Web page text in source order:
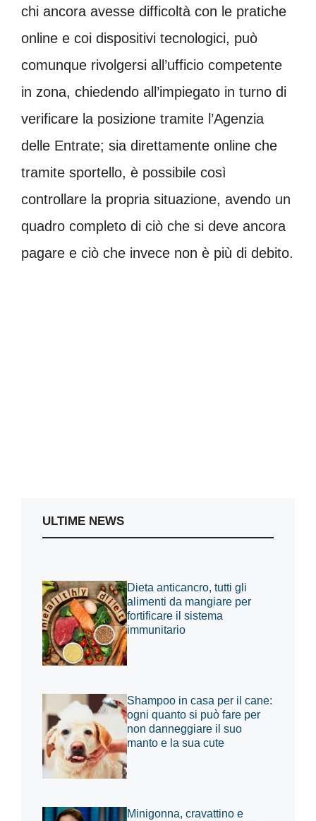
chi ancora avesse difficoltà con le pratiche
online e coi dispositivi tecnologici, può
comunque rivolgersi all’ufficio competente
in zona, chiedendo all’impiegato in turno di
verificare la posizione tramite l’Agenzia
delle Entrate; sia direttamente online che
tramite sportello, è possibile così
controllare la propria situazione, avendo un
quadro completo di ciò che si deve ancora
pagare e ciò che invece non è più di debito.
ULTIME NEWS
Dieta anticancro, tutti gli
alimenti da mangiare per
fortificare il sistema
immunitario
Shampoo in casa per il cane:
ogni quanto si può fare per
non danneggiare il suo
manto e la sua cute
Minigonna, cravattino e